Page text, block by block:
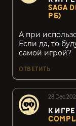
SAGA
РБ)
А при
Если да, то
самой игрой?
ОТВЕТИТЬ
К